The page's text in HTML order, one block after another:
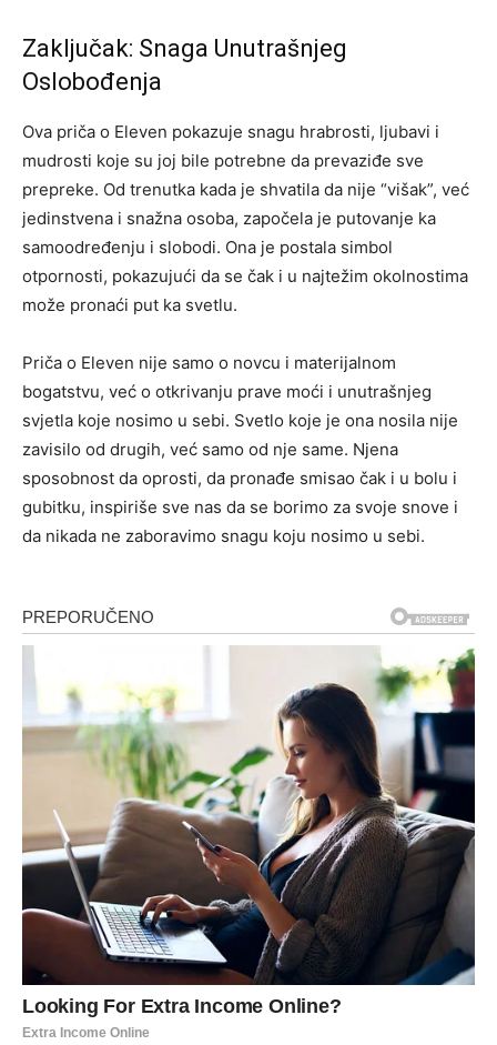
Zaključak: Snaga Unutrašnjeg
Oslobođenja
Ova priča o Eleven pokazuje snagu hrabrosti, ljubavi i
mudrosti koje su joj bile potrebne da prevaziđe sve
prepreke. Od trenutka kada je shvatila da nije “višak”, već
jedinstvena i snažna osoba, započela je putovanje ka
samoodređenju i slobodi. Ona je postala simbol
otpornosti, pokazujući da se čak i u najtežim okolnostima
može pronaći put ka svetlu.
Priča o Eleven nije samo o novcu i materijalnom
bogatstvu, već o otkrivanju prave moći i unutrašnjeg
svjetla koje nosimo u sebi. Svetlo koje je ona nosila nije
zavisilo od drugih, već samo od nje same. Njena
sposobnost da oprosti, da pronađe smisao čak i u bolu i
gubitku, inspiriše sve nas da se borimo za svoje snove i
da nikada ne zaboravimo snagu koju nosimo u sebi.